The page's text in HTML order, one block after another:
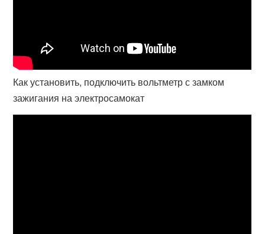
Как установить, подключить вольтметр с замком
зажигания на электросамокат